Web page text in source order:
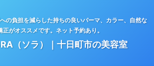
の負担を減らした持ちの良いパーマ、カラー、自然な
正がオススメです。ネット予約あり。
（ソラ）｜十日町市の美容室